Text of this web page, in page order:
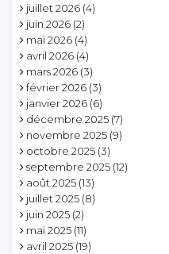
juillet 2026 (4)
juin 2026 (2)
mai 2026 (4)
avril 2026 (4)
mars 2026 (3)
février 2026 (3)
janvier 2026 (6)
décembre 2025 (7)
novembre 2025 (9)
octobre 2025 (3)
septembre 2025 (12)
août 2025 (13)
juillet 2025 (8)
juin 2025 (2)
mai 2025 (11)
avril 2025 (19)